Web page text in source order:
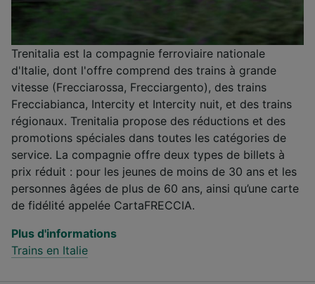
Trenitalia est la compagnie ferroviaire nationale
d'Italie, dont l'offre comprend des trains à grande
vitesse (Frecciarossa, Frecciargento), des trains
Frecciabianca, Intercity et Intercity nuit, et des trains
régionaux. Trenitalia propose des réductions et des
promotions spéciales dans toutes les catégories de
service. La compagnie offre deux types de billets à
prix réduit : pour les jeunes de moins de 30 ans et les
personnes âgées de plus de 60 ans, ainsi qu’une carte
de fidélité appelée CartaFRECCIA.
Plus d'informations
Trains en Italie